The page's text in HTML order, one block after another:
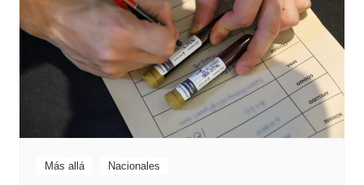
Más allá Nacionales